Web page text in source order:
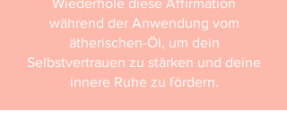
Wiederhole diese Affirmation
während der Anwendung vom
ätherischen-Öl, um dein
Selbstvertrauen zu stärken und deine
innere Ruhe zu fördern.